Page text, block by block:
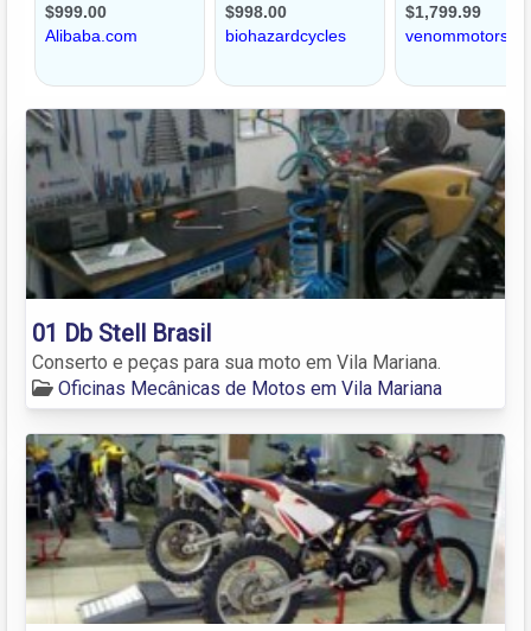
01 Db Stell Brasil
Conserto e peças para sua moto em Vila Mariana.
Oficinas Mecânicas de Motos em Vila Mariana